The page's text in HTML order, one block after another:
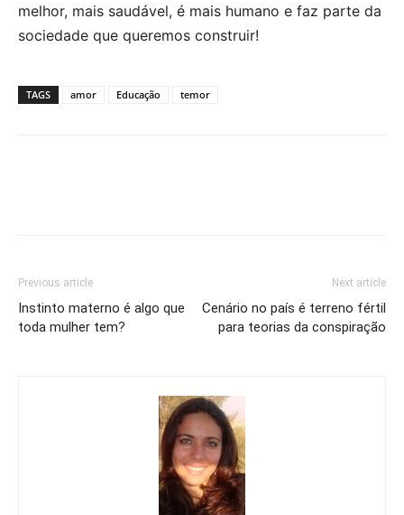
melhor, mais saudável, é mais humano e faz parte da
sociedade que queremos construir!
TAGS amor Educação temor
Previous article
Instinto materno é algo que
toda mulher tem?
Next article
Cenário no país é terreno fértil
para teorias da conspiração